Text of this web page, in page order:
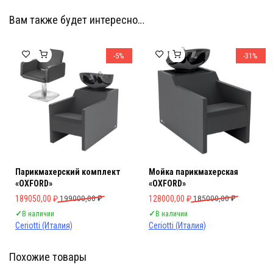
Вам также будет интересно…
-5%
Парикмахерский комплект
«OXFORD»
199000,00₽
Первоначальная цена составляла 199000,00 ₽.
189050,00 ₽
Текущая цена: 189050,00 ₽.
✓В наличии
Ceriotti (Италия)
-31%
Мойка парикмахерская
«OXFORD»
185000,00₽
Первоначальная цена
128000,00 ₽
Текущая цена: 128000,00 ₽.
✓В наличии
Ceriotti (Италия)
Похожие товары